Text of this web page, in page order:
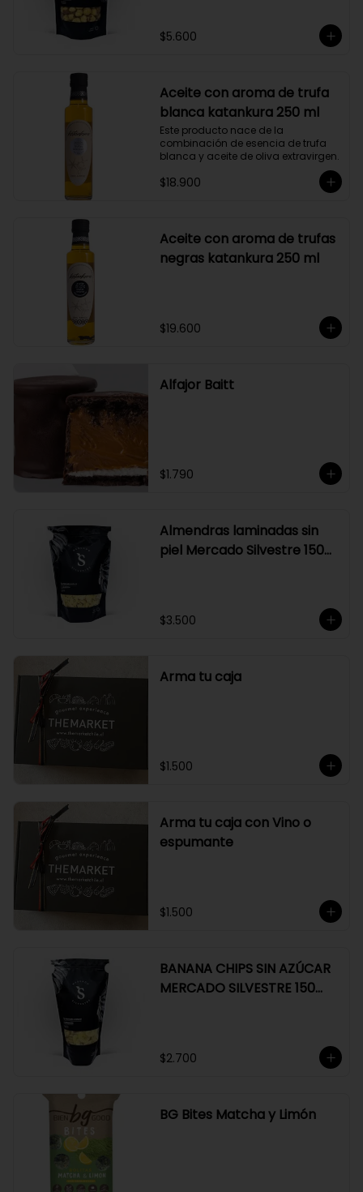
$5.600
Aceite con aroma de trufa
blanca katankura 250 ml
Este producto nace de la
combinación de esencia de trufa
blanca y aceite de oliva extravirgen.
$18.900
Aceite con aroma de trufas
negras katankura 250 ml
$19.600
Alfajor Baitt
$1.790
Almendras laminadas sin
piel Mercado Silvestre 150
$3.500
Arma tu caja
$1.500
Arma tu caja con Vino o
espumante
$1.500
BANANA CHIPS SIN AZÚCAR
MERCADO SILVESTRE 150
$2.700
BG Bites Matcha y Limón